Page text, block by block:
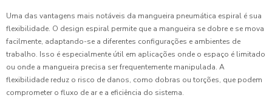
Uma das vantagens mais notáveis da mangueira pneumática espiral é sua
flexibilidade. O design espiral permite que a mangueira se dobre e se mova
facilmente, adaptando-se a diferentes configurações e ambientes de
trabalho. Isso é especialmente útil em aplicações onde o espaço é limitado
ou onde a mangueira precisa ser frequentemente manipulada. A
flexibilidade reduz o risco de danos, como dobras ou torções, que podem
comprometer o fluxo de ar e a eficiência do sistema.